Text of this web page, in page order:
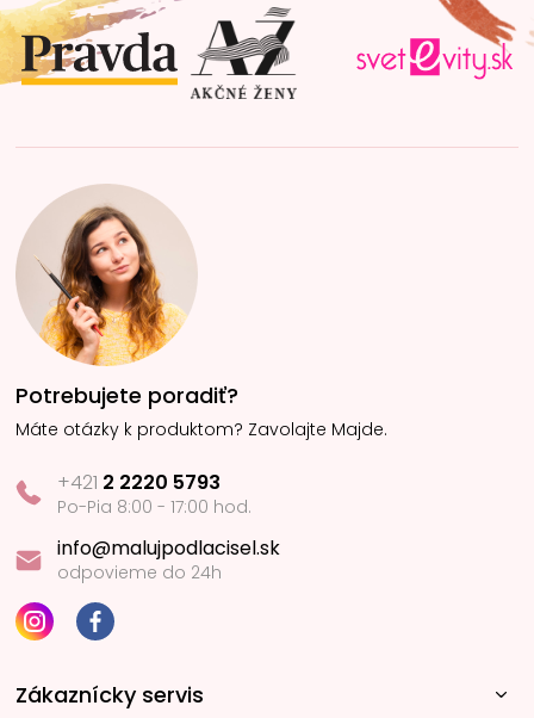
t
i
e
Potrebujete poradiť?
Máte otázky k produktom? Zavolajte Majde.
+421 2 2220 5793
Po-Pia 8:00 - 17:00 hod.
info@malujpodlacisel.sk
odpovieme do 24h
Zákaznícky servis